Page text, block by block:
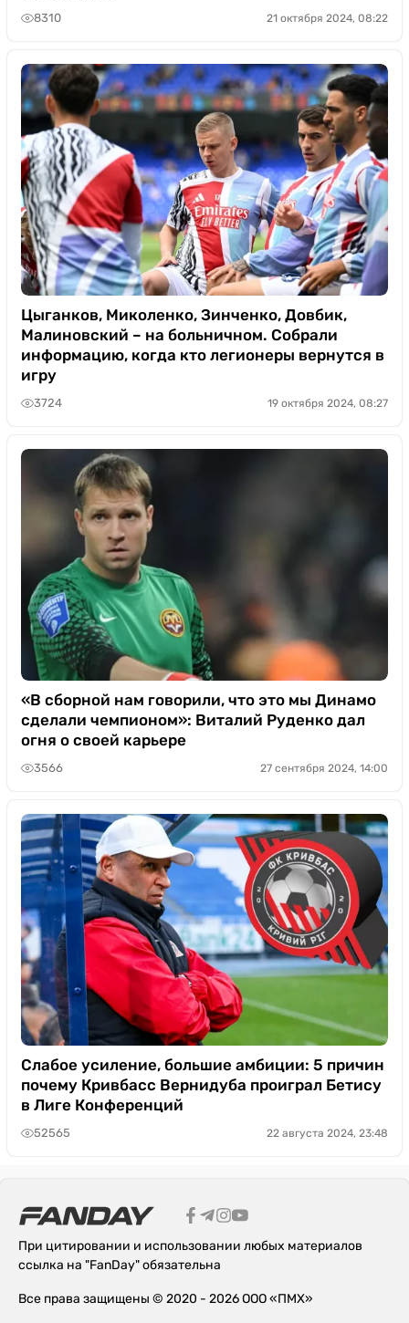
8310 21 октября 2024, 08:22
Цыганков, Миколенко, Зинченко, Довбик,
Малиновский – на больничном. Собрали
информацию, когда кто легионеры вернутся в
игру
3724 19 октября 2024, 08:27
«В сборной нам говорили, что это мы Динамо
сделали чемпионом»: Виталий Руденко дал
огня о своей карьере
3566 27 сентября 2024, 14:00
Слабое усиление, большие амбиции: 5 причин
почему Кривбасс Вернидуба проиграл Бетису
в Лиге Конференций
52565 22 августа 2024, 23:48
При цитировании и использовании любых материалов
ссылка на "FanDay" обязательна
Все права защищены © 2020 - 2026 ООО «ПМХ»